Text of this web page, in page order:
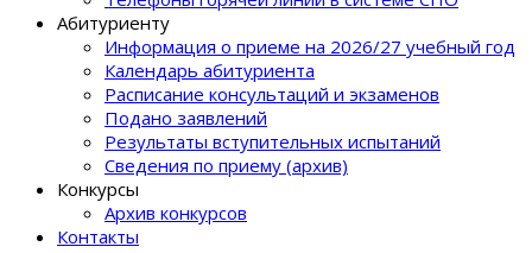
Абитуриенту
Информация о приеме на 2026/27 учебный год
Календарь абитуриента
Расписание консультаций и экзаменов
Подано заявлений
Результаты вступительных испытаний
Сведения по приему (архив)
Конкурсы
Архив конкурсов
Контакты